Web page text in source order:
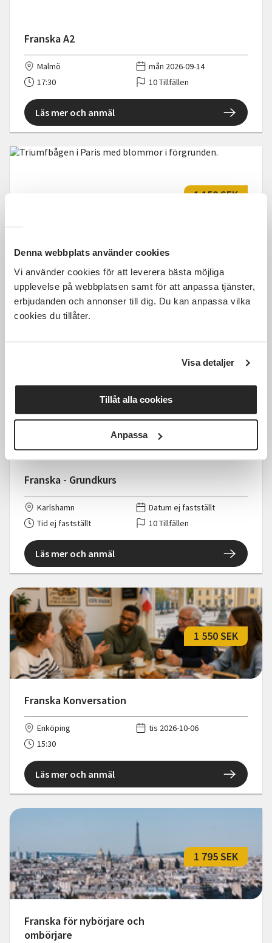
Denna webbplats använder cookies
Vi använder cookies för att leverera bästa möjliga
upplevelse på webbplatsen samt för att anpassa tjänster,
erbjudanden och annonser till dig. Du kan anpassa vilka
cookies du tillåter.
Visa detaljer
Tillåt alla cookies
Anpassa
Franska A2
Malmö
mån 2026-09-14
17:30
10 Tillfällen
Läs mer och anmäl
Franska - Fortsättningskurs
1 150 SEK
Karlshamn
Datum ej fastställt
Tid ej fastställt
10 Tillfällen
Franska - Grundkurs
1 150 SEK
Karlshamn
Datum ej fastställt
Tid ej fastställt
10 Tillfällen
Läs mer och anmäl
Franska Konversation
1 550 SEK
Enköping
tis 2026-10-06
15:30
Läs mer och anmäl
Franska för nybörjare och
ombörjare
1 795 SEK